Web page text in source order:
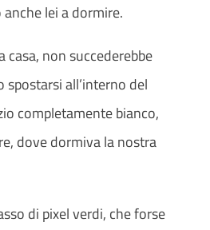
lei a dormire.
casa, non succederebbe
spostarsi all’interno del
completamente bianco,
dove dormiva la nostra
di pixel verdi, che forse